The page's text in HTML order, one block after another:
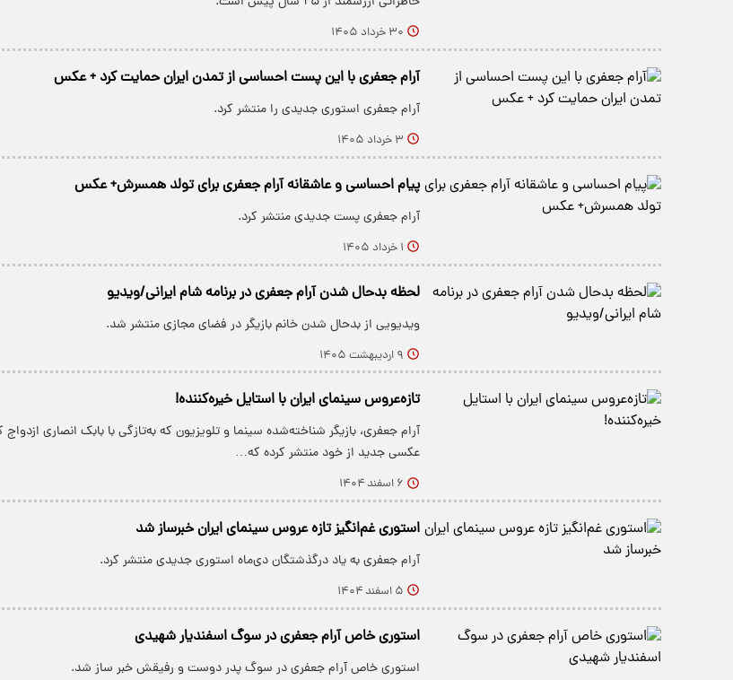
۳۰ خرداد ۱۴۰۵
آرام جعفری با این پست احساسی از تمدن ایران حمایت کرد + عکس
آرام جعفری استوری جدیدی را منتشر کرد.
۳ خرداد ۱۴۰۵
پیام احساسی و عاشقانه آرام جعفری برای تولد همسرش+ عکس
آرام جعفری پست جدیدی منتشر کرد.
۱ خرداد ۱۴۰۵
لحظه بدحال شدن آرام جعفری در برنامه شام ایرانی/ویدیو
ویدیویی از بدحال شدن خانم بازیگر در فضای مجازی منتشر شد.
۹ اردیبهشت ۱۴۰۵
تازه‌عروس سینمای ایران با استایل خیره‌کننده!
آرام جعفری، بازیگر شناخته‌شده سینما و تلویزیون که به‌تازگی با بابک انصاری ازدواج
عکسی جدید از خود منتشر کرده که…
۶ اسفند ۱۴۰۴
استوری غم‌انگیز تازه عروس سینمای ایران خبرساز شد
آرام جعفری به یاد درگذشتگان دی‌ماه استوری جدیدی منتشر کرد.
۵ اسفند ۱۴۰۴
استوری خاص آرام جعفری در سوگ اسفندیار شهیدی
استوری خاص آرام جعفری در سوگ پدر دوست و رفیقش خبر ساز شد.